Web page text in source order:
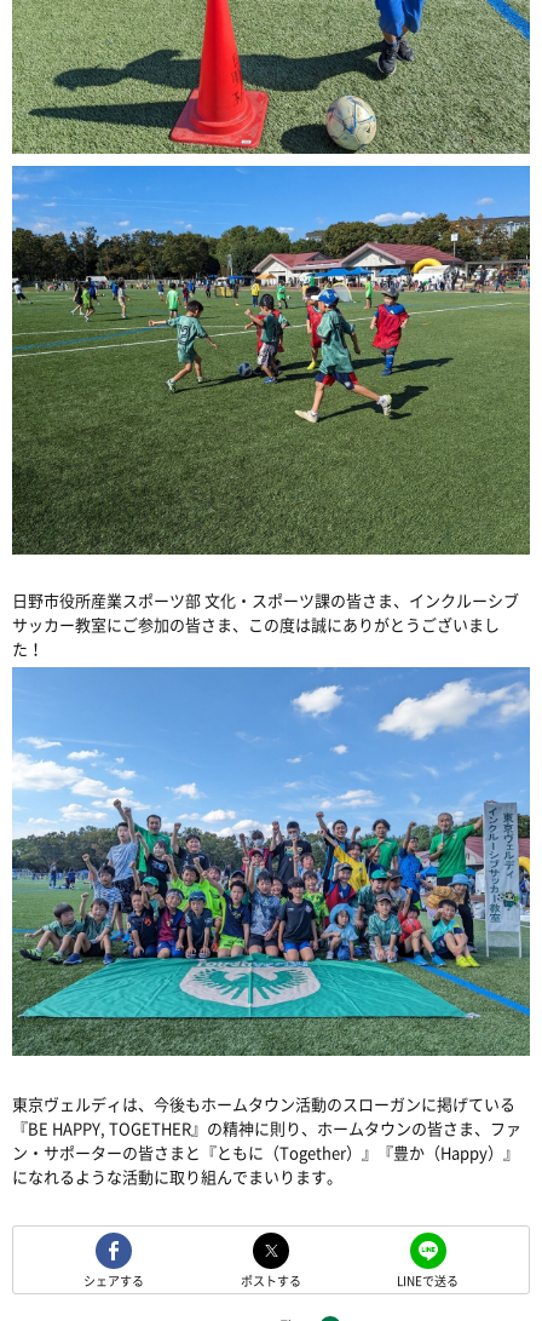
日野市役所産業スポーツ部 文化・スポーツ課の皆さま、インクルーシブ
サッカー教室にご参加の皆さま、この度は誠にありがとうございまし
た！
東京ヴェルディは、今後もホームタウン活動のスローガンに掲げている
『BE HAPPY, TOGETHER』の精神に則り、ホームタウンの皆さま、ファ
ン・サポーターの皆さまと『ともに（Together）』『豊か（Happy）』
になれるような活動に取り組んでまいります。
シェアする ポストする LINEで送る